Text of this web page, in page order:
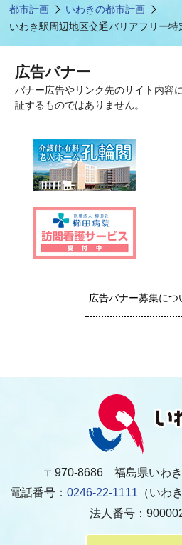
都市計画
いわきの都市計画
いわき駅周辺地区交通バリアフリー特
広告バナー
バナー広告やリンク先のサイト内容
証するものではありません。
広告バナー募集につ
〒970-8686 福島県いわ
電話番号： 0246-22-1111 （いわ
法人番号：